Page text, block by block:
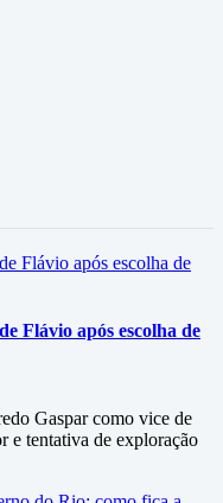
Flávio após escolha de
Gaspar como vice de
e tentativa de exploração